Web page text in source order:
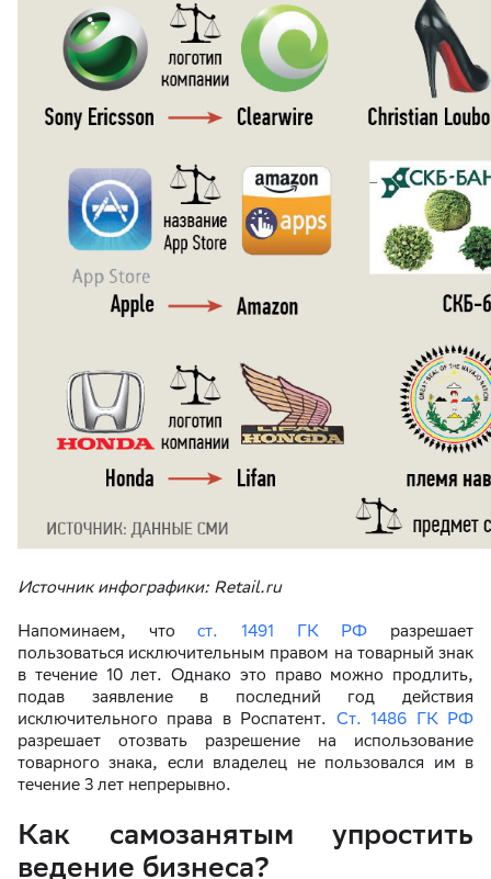
Источник инфографики: Retail.ru
Напоминаем, чтост. 1491 ГК РФ разрешает
пользоваться исключительным правом на товарный знак
в течение 10 лет. Однако это право можно продлить,
подав заявление в последний год действия
исключительного права в Роспатент. Ст. 1486 ГК РФ
разрешает отозвать разрешение на использование
товарного знака, если владелец не пользовался им в
течение 3 лет непрерывно.
Как самозанятым упростить
ведение бизнеса?